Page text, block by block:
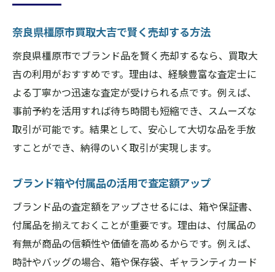
奈良県橿原市買取大吉で賢く売却する方法
奈良県橿原市でブランド品を賢く売却するなら、買取大
吉の利用がおすすめです。理由は、経験豊富な査定士に
よる丁寧かつ迅速な査定が受けられる点です。例えば、
事前予約を活用すれば待ち時間も短縮でき、スムーズな
取引が可能です。結果として、安心して大切な品を手放
すことができ、納得のいく取引が実現します。
ブランド箱や付属品の活用で査定額アップ
ブランド品の査定額をアップさせるには、箱や保証書、
付属品を揃えておくことが重要です。理由は、付属品の
有無が商品の信頼性や価値を高めるからです。例えば、
時計やバッグの場合、箱や保存袋、ギャランティカード